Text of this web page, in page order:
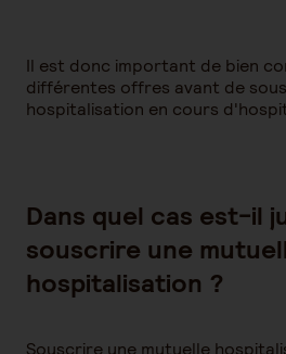
Il est donc important de bien
différentes offres avant de
hospitalisation en cours
Dans quel cas est-il
souscrire une
hospitalisation ?
Souscrire une mutuelle